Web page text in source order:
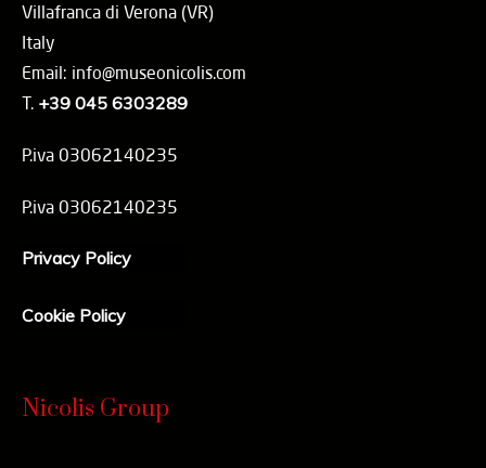
Villafranca di Verona (VR)
Italy
Email: info@museonicolis.com
T. +39 045 6303289
P.iva 03062140235
P.iva 03062140235
Privacy Policy
Cookie Policy
Nicolis Group